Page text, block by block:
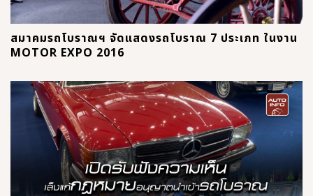
สมาคมรถโบราณฯ จัดแสดงรถโบราณ 7 ประเภท ในงาน
MOTOR EXPO 2016